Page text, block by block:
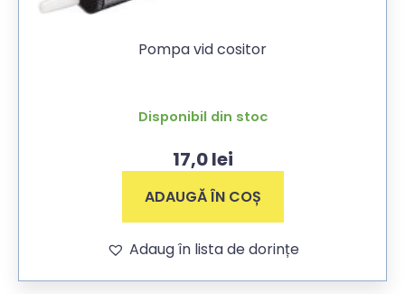
Pompa vid cositor
Disponibil din stoc
17,0lei
ADAUGĂ ÎN COȘ
Adaug în lista de dorințe